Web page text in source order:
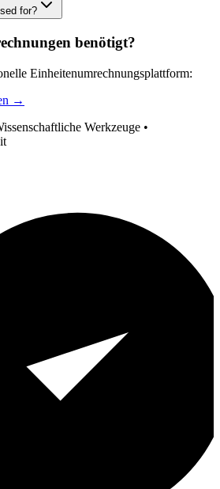
for?
benötigt?
Einheitenumrechnungsplattform:
→
Werkzeuge •